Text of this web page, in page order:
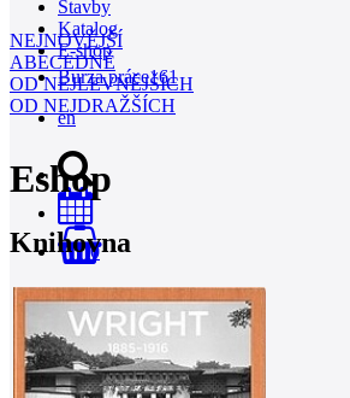
Stavby
Katalog
E-shop
Burza práce161
en
0
NEJNOVĚJŠÍ
ABECEDNĚ
OD NEJLEVNĚJŠÍCH
OD NEJDRAŽŠÍCH
Eshop
Knihovna